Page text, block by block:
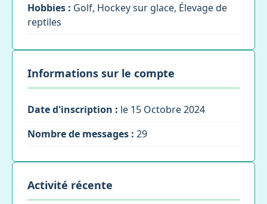
Hobbies : Golf, Hockey sur glace, Élevage de
reptiles
Informations sur le compte
Date d'inscription : le 15 Octobre 2024
Nombre de messages : 29
Activité récente